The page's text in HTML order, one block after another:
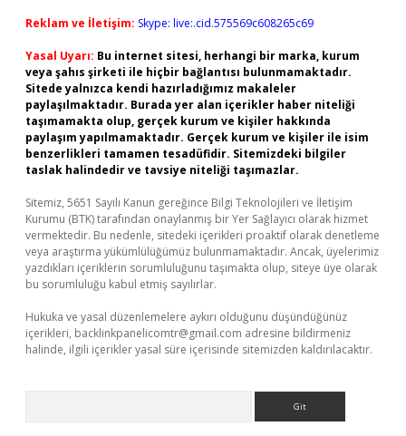
Reklam ve İletişim: Skype: live:.cid.575569c608265c69
Yasal Uyarı: Bu internet sitesi, herhangi bir marka, kurum
veya şahıs şirketi ile hiçbir bağlantısı bulunmamaktadır.
Sitede yalnızca kendi hazırladığımız makaleler
paylaşılmaktadır. Burada yer alan içerikler haber niteliği
taşımamakta olup, gerçek kurum ve kişiler hakkında
paylaşım yapılmamaktadır. Gerçek kurum ve kişiler ile isim
benzerlikleri tamamen tesadüfidir. Sitemizdeki bilgiler
taslak halindedir ve tavsiye niteliği taşımazlar.
Sitemiz, 5651 Sayılı Kanun gereğince Bilgi Teknolojileri ve İletişim
Kurumu (BTK) tarafından onaylanmış bir Yer Sağlayıcı olarak hizmet
vermektedir. Bu nedenle, sitedeki içerikleri proaktif olarak denetleme
veya araştırma yükümlülüğümüz bulunmamaktadır. Ancak, üyelerimiz
yazdıkları içeriklerin sorumluluğunu taşımakta olup, siteye üye olarak
bu sorumluluğu kabul etmiş sayılırlar.
Hukuka ve yasal düzenlemelere aykırı olduğunu düşündüğünüz
içerikleri, backlinkpanelicomtr@gmail.com adresine bildirmeniz
halinde, ilgili içerikler yasal süre içerisinde sitemizden kaldırılacaktır.